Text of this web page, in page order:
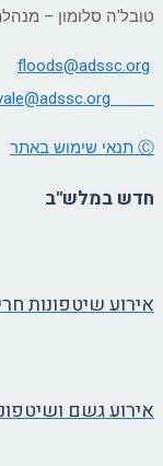
טובל'ה סלומון –
floods@adssc.org
adssc.org
Ⓒ תנאי שימוש באתר
חדש במלש"ב
אירוע שיטפונות חריג
אירוע גשם ושיטפונות